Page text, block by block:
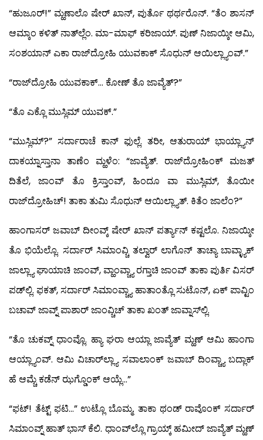
“ಹುಜೂರ್!” ಮ್ಹಣಾಲೊ ಷೇರ್ ಖಾನ್, ಪುರ್ತೊ ಥರ್ಥರೊನ್. “ತೆಂ ಶಾಸನ್
ಆಮ್ಕಾಂ ಕಳಿತ್ ನಾತ್‍ಲ್ಲೆಂ. ಮಾ-ಮಾಫ್ ಕರಿಜಾಯ್. ಪುಣ್ ನಿಜಾಯ್ಕೀ ಆಮಿ,
ಸಂಶಯಾನ್ ಎಕಾ ರಾಜ್‍ದ್ರೋಹಿ ಯುವಕಾಕ್ ಸೊಧುನ್ ಆಯಿಲ್ಲ್ಯಾಂವ್.”
“ರಾಜ್‍ದ್ರೋಹಿ ಯುವಕಾಕ್… ಕೋಣ್ ತೊ ಜಾವ್ಯೆತ್?”
“ತೊ ಎಕ್ಲೊ ಮುಸ್ಲಿಮ್ ಯುವಕ್.”
“ಮುಸ್ಲಿಮ್?” ಸರ್ದಾರಾಚೆ ಕಾನ್ ಫುಲ್ಲೆ. ತರೀ, ಆತುರಾಯ್ ಭಾಯ್ಲ್ಯಾನ್
ದಾಕಯ್ನಾಸ್ತಾನಾ ತಾಣೆಂ ಮ್ಹಳೆಂ: “ಜಾವ್ಯೆತ್. ರಾಜ್‍ದ್ರೋಹಿಂಕ್ ಮಜತ್
ದಿತೆಲೆ, ಜಾಂವ್ ತೊ ಕ್ರಿಸ್ತಾಂವ್, ಹಿಂದೂ ವಾ ಮುಸ್ಲಿಮ್, ತೊಯೀ
ರಾಜ್‍ದ್ರೋಹಿಚ್! ತಾಕಾ ತುಮಿ ಸೊಧುನ್ ಆಯಿಲ್ಲ್ಯಾತ್. ಕಿತೆಂ ಜಾಲೆಂ?”
ಹಾಂಗಾಸರ್ ಜವಾಬ್ ದೀಂವ್ಕ್ ಷೇರ್ ಖಾನ್ ಪರ್ತ್ಯಾನ್ ಕಷ್ಟಲೊ. ನಿಜಾಯ್ಕೀ
ತೊ ಭಿಯೆಲ್ಲೊ. ಸರ್ದಾರ್ ಸಿಮಾಂವ್ಚಿ ತಲ್ವಾರ್ ಲಾಗೊನ್ ತಾಚ್ಯಾ ಬಾವ್ಳ್ಯಾಕ್
ಜಾಲ್ಲ್ಯಾ ಘಾಯಾಚಿ ಜಾಂವ್, ವ್ಹಾಂವ್ಚ್ಯಾ ರಗ್ತಾಚಿ ಜಾಂವ್ ತಾಕಾ ಪುರ್ತಿ ವಿಸರ್
ಪಡ್‍ಲ್ಲಿ. ಫಕತ್, ಸರ್ದಾರ್ ಸಿಮಾಂವ್ಚ್ಯಾ ಹಾತಾಂತ್ಲೊ ಸುಟೊನ್, ಏಕ್ ಪಾವ್ಟಿಂ
ಬಚಾವ್ ಜಾವ್ನ್ ಪಾಶಾರ್ ಜಾಂವ್ಚಿಚ್ ತಾಕಾ ಖಂತ್ ಜಾವ್ನಾಸ್‍ಲ್ಲಿ.
“ತೊ ಚುಕವ್ನ್ ಧಾಂವ್ಲೊ. ಹ್ಯಾ ಘರಾ ಆಯ್ಲಾ ಜಾವ್ಯೆತ್ ಮ್ಹಣ್ ಆಮಿ ಹಾಂಗಾ
ಆಯ್ಲ್ಯಾಂವ್. ಆಮಿ ವಿಚಾರ್‌ಲ್ಲ್ಯಾ ಸವಾಲಾಂಕ್ ಜವಾಬ್ ದಿಂವ್ಚ್ಯಾ ಬದ್ಲಾಕ್
ಹೆ ಆಮ್ಚೆ ಕಡೆನ್ ಝಗ್ಡೊಂಕ್ ಆಯ್ಲೆ…”
“ಫಟ್! ತೆಟ್ಟ್ ಫಟಿ…” ಉಟ್ಲೊ ಬೊಮ್ಮ. ತಾಕಾ ಥಂಡ್ ರಾವೊಂಕ್ ಸರ್ದಾರ್
ಸಿಮಾಂವ್ನ್ ಹಾತ್ ಭಾಸ್ ಕೆಲಿ. ಧಾಂವ್‍ಲ್ಲೊ ಗ್ರಾಯ್ಕ್ ಹಮೀದ್ ಜಾವ್ಯೆತ್ ಮ್ಹಣ್